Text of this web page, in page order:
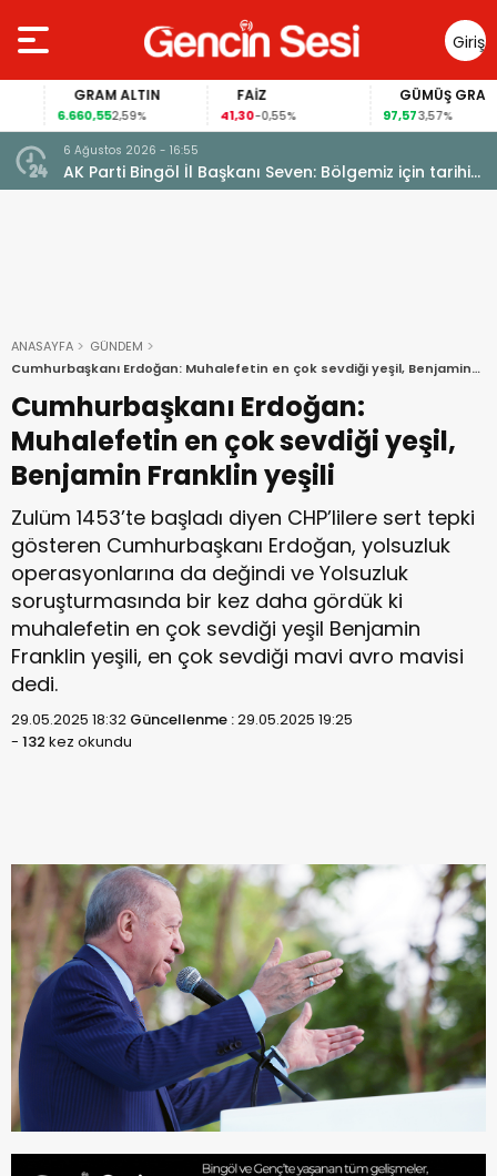
Giriş
Yap
GRAM ALTIN
6.660,552,59% -0,55%
GÜMÜŞ GRAM
3,57%
6 Ağustos 2026 - 16:55
AK Parti Bingöl İl Başkanı Seven: Bölgemiz için tarihi
fırsat pencereleri açılıyor
ANASAYFA
GÜNDEM
Cumhurbaşkanı Erdoğan: Muhalefetin en çok sevdiği yeşil, Benjamin
Franklin yeşili
Cumhurbaşkanı Erdoğan:
Muhalefetin en çok sevdiği yeşil,
Benjamin Franklin yeşili
Zulüm 1453’te başladı diyen CHP’lilere sert tepki
gösteren Cumhurbaşkanı Erdoğan, yolsuzluk
operasyonlarına da değindi ve Yolsuzluk
soruşturmasında bir kez daha gördük ki
muhalefetin en çok sevdiği yeşil Benjamin
Franklin yeşili, en çok sevdiği mavi avro mavisi
dedi.
29.05.2025 18:32 Güncellenme :29.05.2025 19:25
- 132 kez okundu